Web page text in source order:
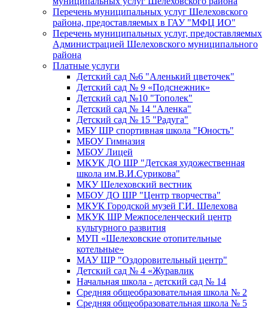
Перечень муниципальных услуг Шелеховского
района, предоставляемых в ГАУ "МФЦ ИО"
Перечень муниципальных услуг, предоставляемых
Администрацией Шелеховского муниципального
района
Платные услуги
Детский сад №6 "Аленький цветочек"
Детский сад № 9 «Подснежник»
Детский сад №10 "Тополек"
Детский сад № 14 "Аленка"
Детский сад № 15 "Радуга"
МБУ ШР спортивная школа "Юность"
МБОУ Гимназия
МБОУ Лицей
МКУК ДО ШР "Детская художественная
школа им.В.И.Сурикова"
МКУ Шелеховский вестник
МБОУ ДО ШР "Центр творчества"
МКУК Городской музей Г.И. Шелехова
МКУК ШР Межпоселенческий центр
культурного развития
МУП «Шелеховские отопительные
котельные»
МАУ ШР "Оздоровительный центр"
Детский сад № 4 «Журавлик
Начальная школа - детский сад № 14
Средняя общеобразовательная школа № 2
Средняя общеобразовательная школа № 5